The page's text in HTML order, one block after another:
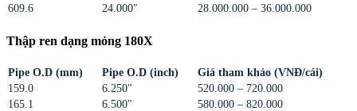
609.6
24.000″ 28.000.000 – 36.000.000
Thập ren dạng mỏng 180X
Pipe O.D (mm) Pipe O.D (inch)
Giá tham khảo (VNĐ/cái)
159.0
6.250″
520.000 – 720.000
165.1
6.500″
580.000 – 820.000